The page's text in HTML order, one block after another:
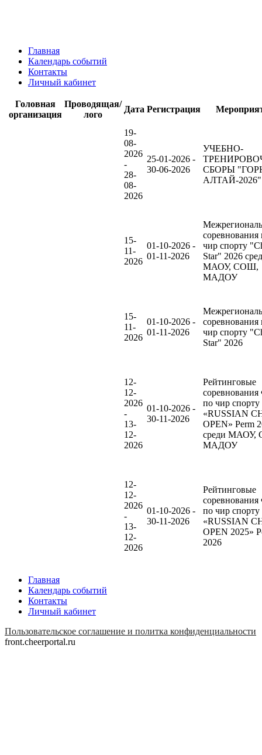
Главная
Календарь событий
Контакты
Личный кабинет
Головная
организация
Проводящая/
лого
Дата Регистрация
19-
08-
2026
-
28-
08-
2026
25-01-2026 -
30-06-2026
УЧЕБНО-
СБОРЫ
АЛТАЙ-2026"
15-
11-
2026
01-10-2026 -
01-11-2026
соревнования
чир спорту
Star" 2026
МАОУ, СОШ,
МАДОУ
15-
11-
2026
01-10-2026 -
01-11-2026
соревнования
чир спорту
Star" 2026
12-
12-
2026
-
13-
12-
2026
01-10-2026 -
30-11-2026
Рейтинговые
по чир спорту
«RUSSIAN
OPEN» Perm
среди
МАДОУ
12-
12-
2026
-
13-
12-
2026
01-10-2026 -
30-11-2026
Рейтинговые
по чир спорту
«RUSSIAN
OPEN 2025»
2026
Главная
Календарь событий
Контакты
Личный кабинет
Пользовательское соглашение и политка конфиденциальности
front.cheerportal.ru